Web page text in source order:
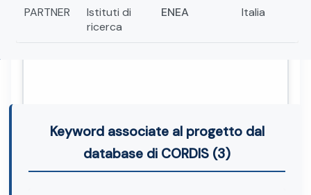
PARTNER
Istituti di
ricerca
ENEA Italia
Keyword associate al progetto dal
database di CORDIS (3)